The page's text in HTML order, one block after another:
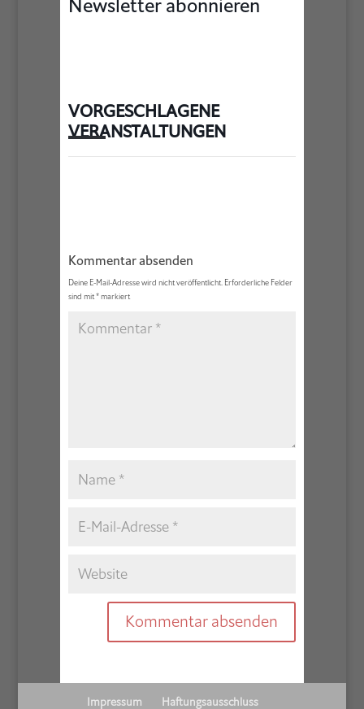
Newsletter abonnieren
VORGESCHLAGENE
VERANSTALTUNGEN
Kommentar absenden
Deine E-Mail-Adresse wird nicht veröffentlicht. Erforderliche Felder
sind mit*markiert
Impressum
Haftungsausschluss